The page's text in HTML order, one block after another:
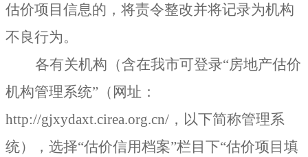
估价项目信息的，将责令整改并将记录为机构
不良行为。
各有关机构（含在我市可登录“房地产估价
机构管理系统” （网址：
http://gjxydaxt.cirea.org.cn/ ，以下简称管理系
统），选择“估价信用档案”栏目下“估价项目填